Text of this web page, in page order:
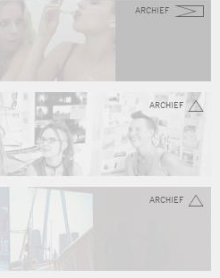
ARCHIEF
ARCHIEF
ARCHIEF